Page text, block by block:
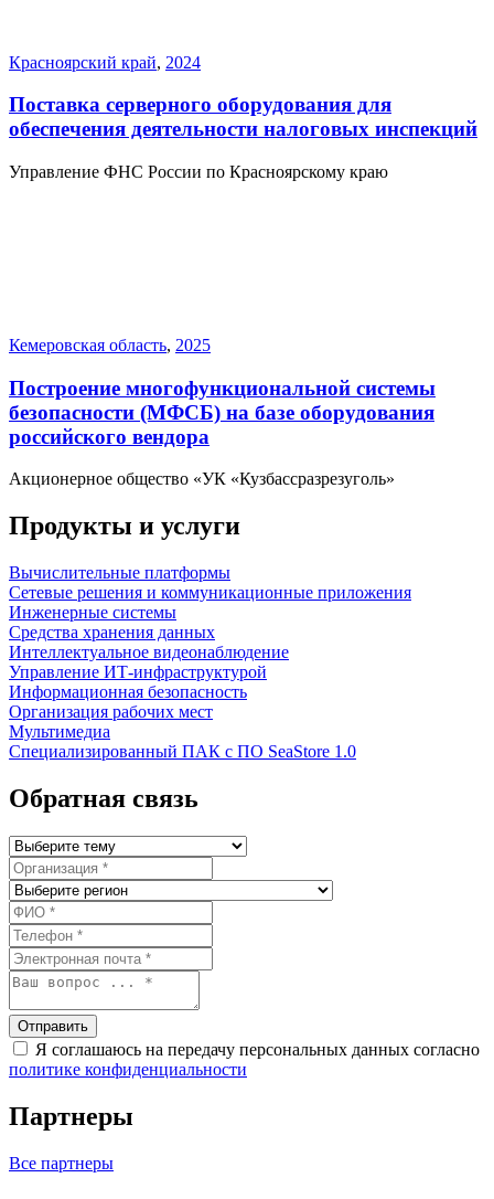
Красноярский край, 2024
Поставка серверного оборудования для
обеспечения деятельности налоговых инспекций
Управление ФНС России по Красноярскому краю
Кемеровская область, 2025
Построение многофункциональной системы
безопасности (МФСБ) на базе оборудования
российского вендора
Акционерное общество «УК «Кузбассразрезуголь»
Продукты и услуги
Вычислительные платформы
Сетевые решения и коммуникационные приложения
Инженерные системы
Средства хранения данных
Интеллектуальное видеонаблюдение
Управление ИТ-инфраструктурой
Информационная безопасность
Организация рабочих мест
Мультимедиа
Специализированный ПАК с ПО SeaStore 1.0
Обратная связь
Отправить
Я соглашаюсь на передачу персональных данных согласно
политике конфиденциальности
Партнеры
Все партнеры